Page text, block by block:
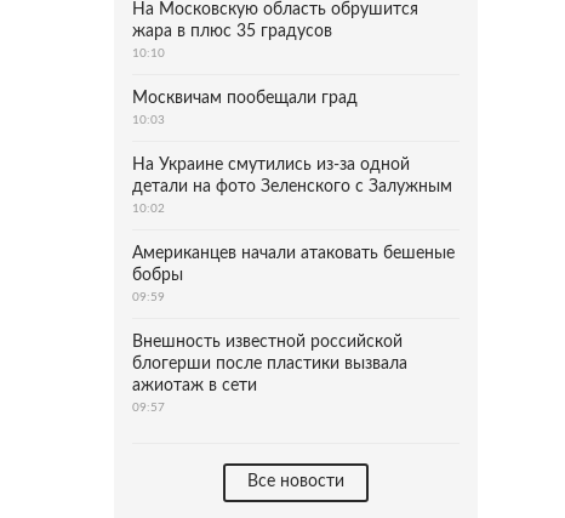
На Московскую область обрушится
жара в плюс 35 градусов
10:10
Москвичам пообещали град
10:03
На Украине смутились из-за одной
детали на фото Зеленского с Залужным
10:02
Американцев начали атаковать бешеные
бобры
09:59
Внешность известной российской
блогерши после пластики вызвала
ажиотаж в сети
09:57
Все новости